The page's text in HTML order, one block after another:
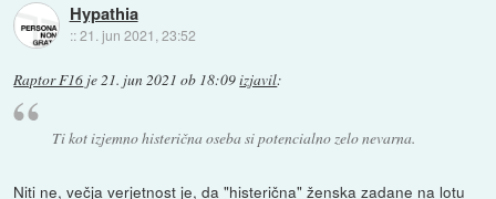
Hypathia
::21. jun 2021, 23:52
Raptor F16 je21. jun 2021 ob 18:09izjavil:
Ti kot izjemno histerična oseba si potencialno zelo nevarna.
Niti ne, večja verjetnost je, da "histerična" ženska zadane na lotu